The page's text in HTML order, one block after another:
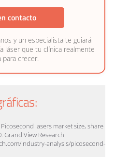
contacto
y un especialista te guiará
láser que tu clínica realmente
para crecer.
lasers market size, share
Grand View Research.
industry-analysis/picosecond-